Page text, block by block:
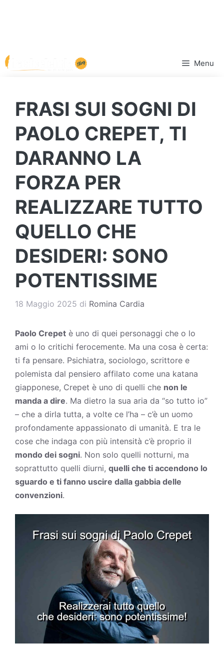
Vai
al
Menu
FRASI SUI SOGNI DI
PAOLO CREPET, TI
DARANNO LA
FORZA PER
REALIZZARE TUTTO
QUELLO CHE
DESIDERI: SONO
POTENTISSIME
18 Maggio 2025 di Romina Cardia
Paolo Crepet è uno di quei personaggi che o lo
ami o lo critichi ferocemente. Ma una cosa è certa:
ti fa pensare. Psichiatra, sociologo, scrittore e
polemista dal pensiero affilato come una katana
giapponese, Crepet è uno di quelli che non le
manda a dire. Ma dietro la sua aria da “so tutto io”
– che a dirla tutta, a volte ce l’ha – c’è un uomo
profondamente appassionato di umanità. E tra le
cose che indaga con più intensità c’è proprio il
mondo dei sogni. Non solo quelli notturni, ma
soprattutto quelli diurni, quelli che ti accendono lo
sguardo e ti fanno uscire dalla gabbia delle
convenzioni.